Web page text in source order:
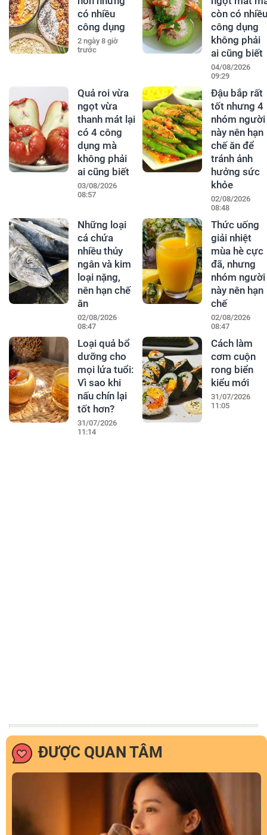
có nhiều
công dụng
2 ngày 8 giờ
trước
còn có nhiều
công dụng
không phải
ai cũng biết
04/08/2026
09:29
Quả roi vừa
ngọt vừa
thanh mát lại
có 4 công
dụng mà
không phải
ai cũng biết
03/08/2026
08:57
Đậu bắp rất
tốt nhưng 4
nhóm người
này nên hạn
chế ăn để
tránh ảnh
hưởng sức
khỏe
02/08/2026
08:48
Những loại
cá chứa
nhiều thủy
ngân và kim
loại nặng,
nên hạn chế
ăn
02/08/2026
08:47
Thức uống
giải nhiệt
mùa hè cực
đã, nhưng
nhóm người
này nên hạn
chế
02/08/2026
08:47
Loại quả bổ
dưỡng cho
mọi lứa tuổi:
Vì sao khi
nấu chín lại
tốt hơn?
31/07/2026
11:14
Cách làm
cơm cuộn
rong biển
kiểu mới
31/07/2026
11:05
ĐƯỢC QUAN TÂM